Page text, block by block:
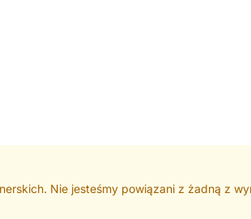
Nie jesteśmy powiązani z żadną z